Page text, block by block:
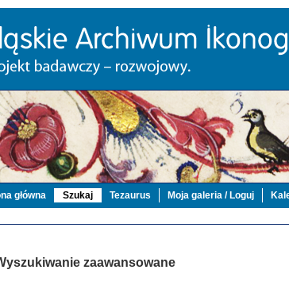
główna Szukaj Tezaurus Moja galeria / Loguj
zaawansowane